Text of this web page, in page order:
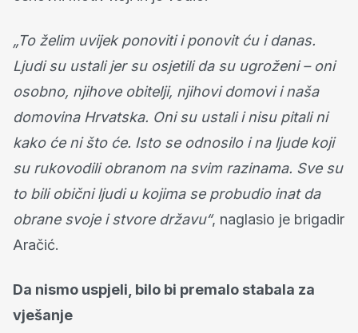
„To želim uvijek ponoviti i ponovit ću i danas.
Ljudi su ustali jer su osjetili da su ugroženi – oni
osobno, njihove obitelji, njihovi domovi i naša
domovina Hrvatska. Oni su ustali i nisu pitali ni
kako će ni što će. Isto se odnosilo i na ljude koji
su rukovodili obranom na svim razinama. Sve su
to bili obični ljudi u kojima se probudio inat da
obrane svoje i stvore državu“, naglasio je brigadir
Aračić.
Da nismo uspjeli, bilo bi premalo stabala za
vješanje